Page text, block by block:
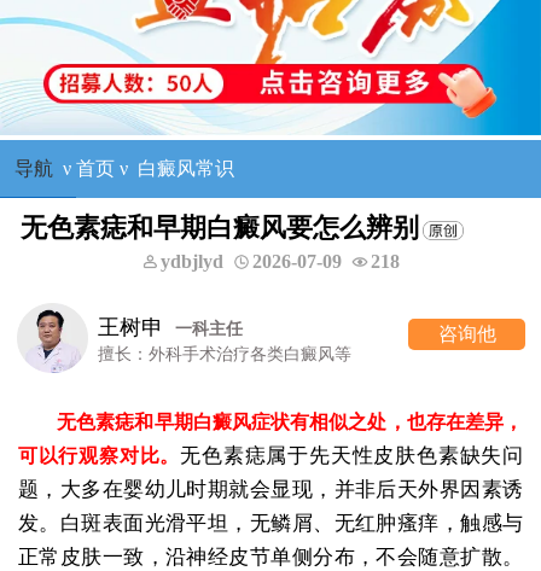
导航 ν 首页ν 白癜风常识
无色素痣和早期白癜风要怎么辨别
ydbjlyd 2026-07-09 218
一科主任
外科手术治疗各类白癜风等
无色素痣和早期白癜风症状有相似之处，也存在差异，
可以行观察对比。无色素痣属于先天性皮肤色素缺失问
题，大多在婴幼儿时期就会显现，并非后天外界因素诱
发。白斑表面光滑平坦，无鳞屑、无红肿瘙痒，触感与
正常皮肤一致，沿神经皮节单侧分布，不会随意扩散。